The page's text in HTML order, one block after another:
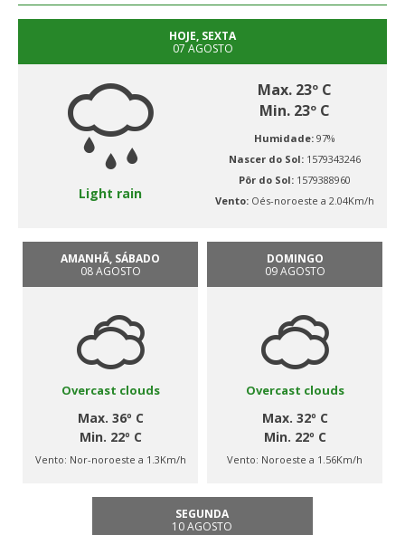
HOJE, SEXTA
07 AGOSTO
Light rain
Max. 23º C
Min. 23º C
Humidade: 97%
Nascer do Sol: 1579343246
Pôr do Sol: 1579388960
Vento: Oés-noroeste a 2.04Km/h
AMANHÃ, SÁBADO
08 AGOSTO
Overcast clouds
Max. 36º C
Min. 22º C
Vento: Nor-noroeste a 1.3Km/h
DOMINGO
09 AGOSTO
Overcast clouds
Max. 32º C
Min. 22º C
Vento: Noroeste a 1.56Km/h
SEGUNDA
10 AGOSTO